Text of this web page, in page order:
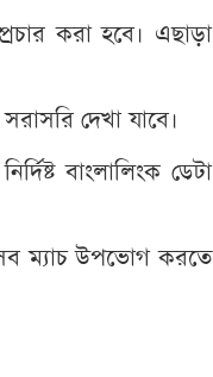
করা হবে। এছাড়া
দেখা যাবে।
বাংলালিংক ডেটা
সব ম্যাচ উপভোগ করতে